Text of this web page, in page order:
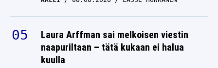
Laura Arffman sai melkoisen viestin
naapuriltaan – tätä kukaan ei halua
kuulla